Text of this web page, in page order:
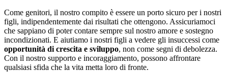
Come genitori, il nostro compito è essere un porto sicuro per i nostri
figli, indipendentemente dai risultati che ottengono. Assicuriamoci
che sappiano di poter contare sempre sul nostro amore e sostegno
incondizionati. E aiutiamo i nostri figli a vedere gli insuccessi come
opportunità di crescita e sviluppo, non come segni di debolezza.
Con il nostro supporto e incoraggiamento, possono affrontare
qualsiasi sfida che la vita metta loro di fronte.